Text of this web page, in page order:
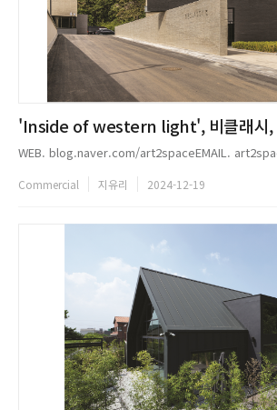
'Inside of western light', 비클래시,
WEB. blog.naver.com/art2spaceEMAIL.
Commercial 지유리 2024-12-19